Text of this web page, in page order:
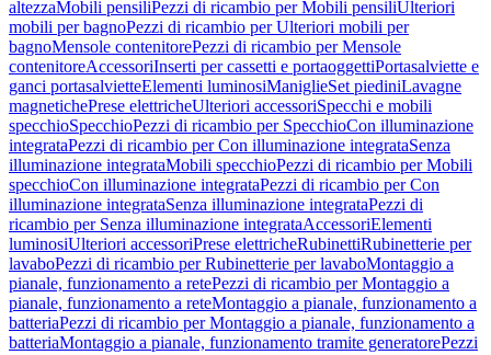
altezzaMobili pensiliPezzi di ricambio per Mobili pensiliUlteriori
mobili per bagnoPezzi di ricambio per Ulteriori mobili per
bagnoMensole contenitorePezzi di ricambio per Mensole
contenitoreAccessoriInserti per cassetti e portaoggettiPortasalviette e
ganci portasalvietteElementi luminosiManiglieSet piediniLavagne
magnetichePrese elettricheUlteriori accessoriSpecchi e mobili
specchioSpecchioPezzi di ricambio per SpecchioCon illuminazione
integrataPezzi di ricambio per Con illuminazione integrataSenza
illuminazione integrataMobili specchioPezzi di ricambio per Mobili
specchioCon illuminazione integrataPezzi di ricambio per Con
illuminazione integrataSenza illuminazione integrataPezzi di
ricambio per Senza illuminazione integrataAccessoriElementi
luminosiUlteriori accessoriPrese elettricheRubinettiRubinetterie per
lavaboPezzi di ricambio per Rubinetterie per lavaboMontaggio a
pianale, funzionamento a retePezzi di ricambio per Montaggio a
pianale, funzionamento a reteMontaggio a pianale, funzionamento a
batteriaPezzi di ricambio per Montaggio a pianale, funzionamento a
batteriaMontaggio a pianale, funzionamento tramite generatorePezzi